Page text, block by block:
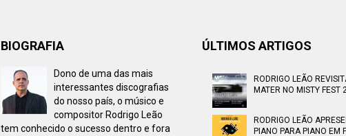
BIOGRAFIA
Dono de uma das mais
interessantes discografias
do nosso país, o músico e
compositor Rodrigo Leão
tem conhecido o sucesso dentro e fora
ÚLTIMOS ARTIGOS
RODRIGO LEÃO
MATER NO MISTY FEST
RODRIGO LEÃO
PIANO PARA PIANO EM